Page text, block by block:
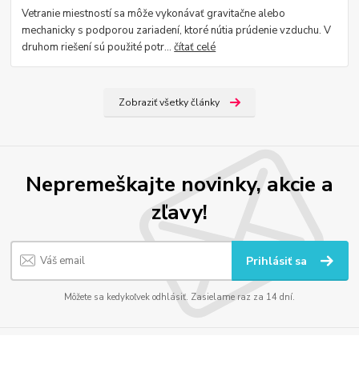
Vetranie miestností sa môže vykonávať gravitačne alebo
mechanicky s podporou zariadení, ktoré nútia prúdenie vzduchu. V
druhom riešení sú použité potr...čítať celé
Zobraziť všetky články
Nepremeškajte novinky, akcie a
zľavy!
Prihlásiť sa
Môžete sa kedykoľvek odhlásiť. Zasielame raz za 14 dní.